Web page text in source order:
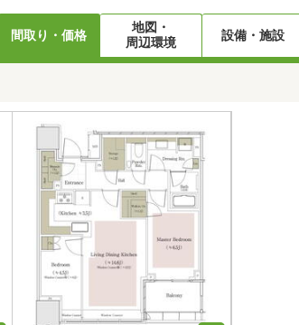
間取り・価格
地図・
周辺環境
設備・施設